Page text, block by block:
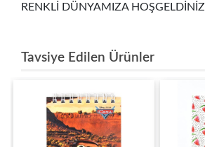
RENKLİ DÜNYAMIZA HOŞGELDİNİZ
Tavsiye Edilen Ürünler